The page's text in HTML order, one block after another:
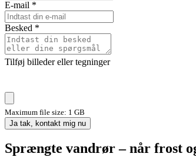
E-mail *
Besked *
Tilføj billeder eller tegninger
Maximum file size: 1 GB
Ja tak, kontakt mig nu
Sprængte vandrør – når frost